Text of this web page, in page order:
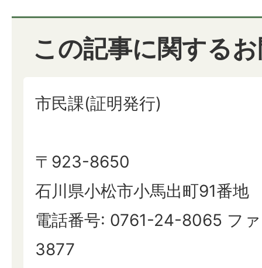
この記事に関する
市民課(証明発行)
〒923-8650
石川県小松市小馬出町91番地
電話番号: 0761-24-8065 フ
3877